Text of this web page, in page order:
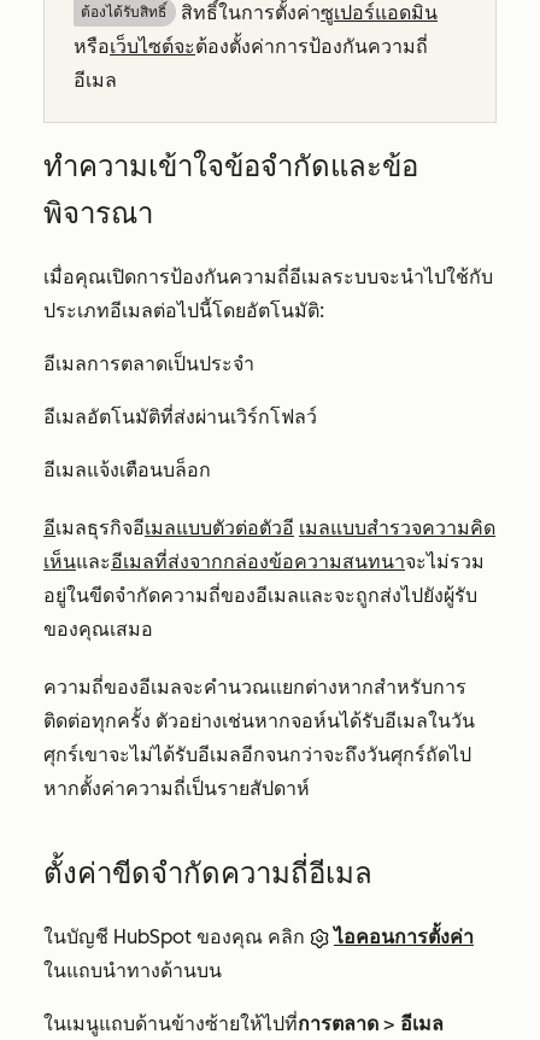
ต้องได้รับสิทธิ์​ สิทธิ์ในการตั้งค่าซูเปอร์แอดมิน
หรือเว็บไซต์จะต้องตั้งค่าการป้องกันความถี่
อีเมล
ทำความเข้าใจข้อจำกัดและข้อ
พิจารณา
เมื่อคุณเปิดการป้องกันความถี่อีเมลระบบจะนำไปใช้กับ
ประเภทอีเมลต่อไปนี้โดยอัตโนมัติ:
อีเมลการตลาดเป็นประจำ
อีเมลอัตโนมัติที่ส่งผ่านเวิร์กโฟลว์
อีเมลแจ้งเตือนบล็อก
อีเมลธุรกิจอีเมลแบบตัวต่อตัวอี เมลแบบสำรวจความคิด
เห็นและอีเมลที่ส่งจากกล่องข้อความสนทนาจะไม่รวม
อยู่ในขีดจำกัดความถี่ของอีเมลและจะถูกส่งไปยังผู้รับ
ของคุณเสมอ
ความถี่ของอีเมลจะคำนวณแยกต่างหากสำหรับการ
ติดต่อทุกครั้ง ตัวอย่างเช่นหากจอห์นได้รับอีเมลในวัน
ศุกร์เขาจะไม่ได้รับอีเมลอีกจนกว่าจะถึงวันศุกร์ถัดไป
หากตั้งค่าความถี่เป็นรายสัปดาห์
ตั้งค่าขีดจำกัดความถี่อีเมล
ในบัญชี HubSpot ของคุณ คลิก
ไอคอนการตั้งค่า
ในแถบนำทางด้านบน
ในเมนูแถบด้านข้างซ้ายให้ไปที่การตลาด > อีเมล